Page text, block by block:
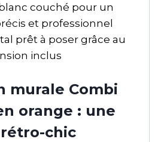
couché pour un
et professionnel
prêt à poser grâce au
inclus
murale Combi
orange : une
chic